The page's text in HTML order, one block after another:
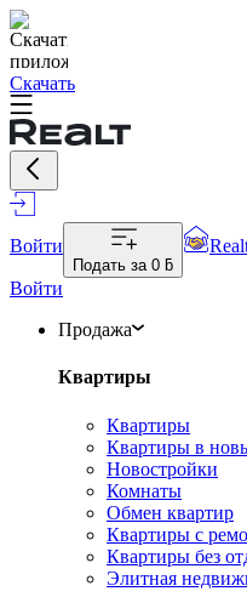
Скачать
Войти
Подать за 0 ƃ
Войти
Продажа
Квартиры
Квартиры
Квартиры в
Новостройки
Комнаты
Обмен квартир
Квартиры с
Квартиры без
Элитная